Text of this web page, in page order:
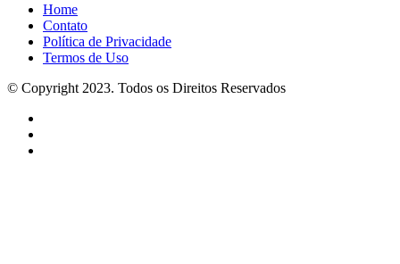
Home
Contato
Política de Privacidade
Termos de Uso
© Copyright 2023. Todos os Direitos Reservados